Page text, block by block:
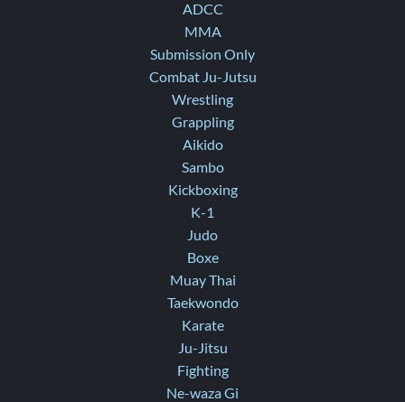
ADCC
MMA
Submission Only
Combat Ju-Jutsu
Wrestling
Grappling
Aikido
Sambo
Kickboxing
K-1
Judo
Boxe
Muay Thai
Taekwondo
Karate
Ju-Jitsu
Fighting
Ne-waza Gi